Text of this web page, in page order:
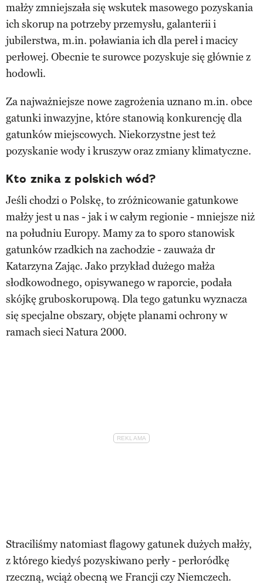
małży zmniejszała się wskutek masowego pozyskania
ich skorup na potrzeby przemysłu, galanterii i
jubilerstwa, m.in. poławiania ich dla pereł i macicy
perłowej. Obecnie te surowce pozyskuje się głównie z
hodowli.
Za najważniejsze nowe zagrożenia uznano m.in. obce
gatunki inwazyjne, które stanowią konkurencję dla
gatunków miejscowych. Niekorzystne jest też
pozyskanie wody i kruszyw oraz zmiany klimatyczne.
Kto znika z polskich wód?
Jeśli chodzi o Polskę, to zróżnicowanie gatunkowe
małży jest u nas - jak i w całym regionie - mniejsze niż
na południu Europy. Mamy za to sporo stanowisk
gatunków rzadkich na zachodzie - zauważa dr
Katarzyna Zając. Jako przykład dużego małża
słodkowodnego, opisywanego w raporcie, podała
skójkę gruboskorupową. Dla tego gatunku wyznacza
się specjalne obszary, objęte planami ochrony w
ramach sieci Natura 2000.
Straciliśmy natomiast flagowy gatunek dużych małży,
z którego kiedyś pozyskiwano perły - perłoródkę
rzeczną, wciąż obecną we Francji czy Niemczech.